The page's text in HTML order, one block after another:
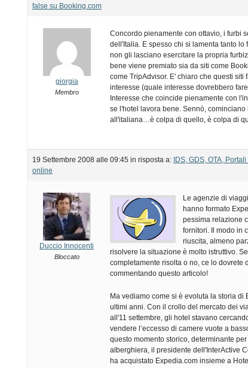
false su Booking.com
giorgia
Membro
Concordo pienamente con ottavio, i furbi
dell'Italia. E spesso chi si lamenta tanto lo
non gli lasciano esercitare la propria
bene viene premiato sia da siti come
come TripAdvisor. E' chiaro che questi siti
interesse (quale interesse dovrebbero
Interesse che coincide pienamente con
se l'hotel lavora bene. Sennò, cominciano
all'italiana…è colpa di quello, è colpa di
19 Settembre 2008 alle 09:45 in risposta a: IDS, GDS, OTA,
online
Duccio Innocenti
Bloccato
Le agenzie di
hanno formato
pessima relazione
fornitori. Il modo in
riuscita, almeno
risolvere la situazione è molto istruttivo.
completamente risolta o no, ce lo dovrete
commentando questo articolo!
Ma vediamo come si è evoluta la storia di
ultimi anni. Con il crollo del mercato dei
all'11 settembre, gli hotel stavano
vendere l’eccesso di camere vuote a
questo momento storico, determinante per
alberghiera, il presidente dell'InterActive
ha acquistato Expedia.com insieme a